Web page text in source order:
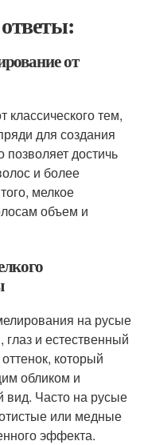
от
классического тем,
для создания
достичь
и более
мелкое
объем и
на русые
глаз и естественный
который
обликом и
вид. Часто на русые
или медные
эффекта.